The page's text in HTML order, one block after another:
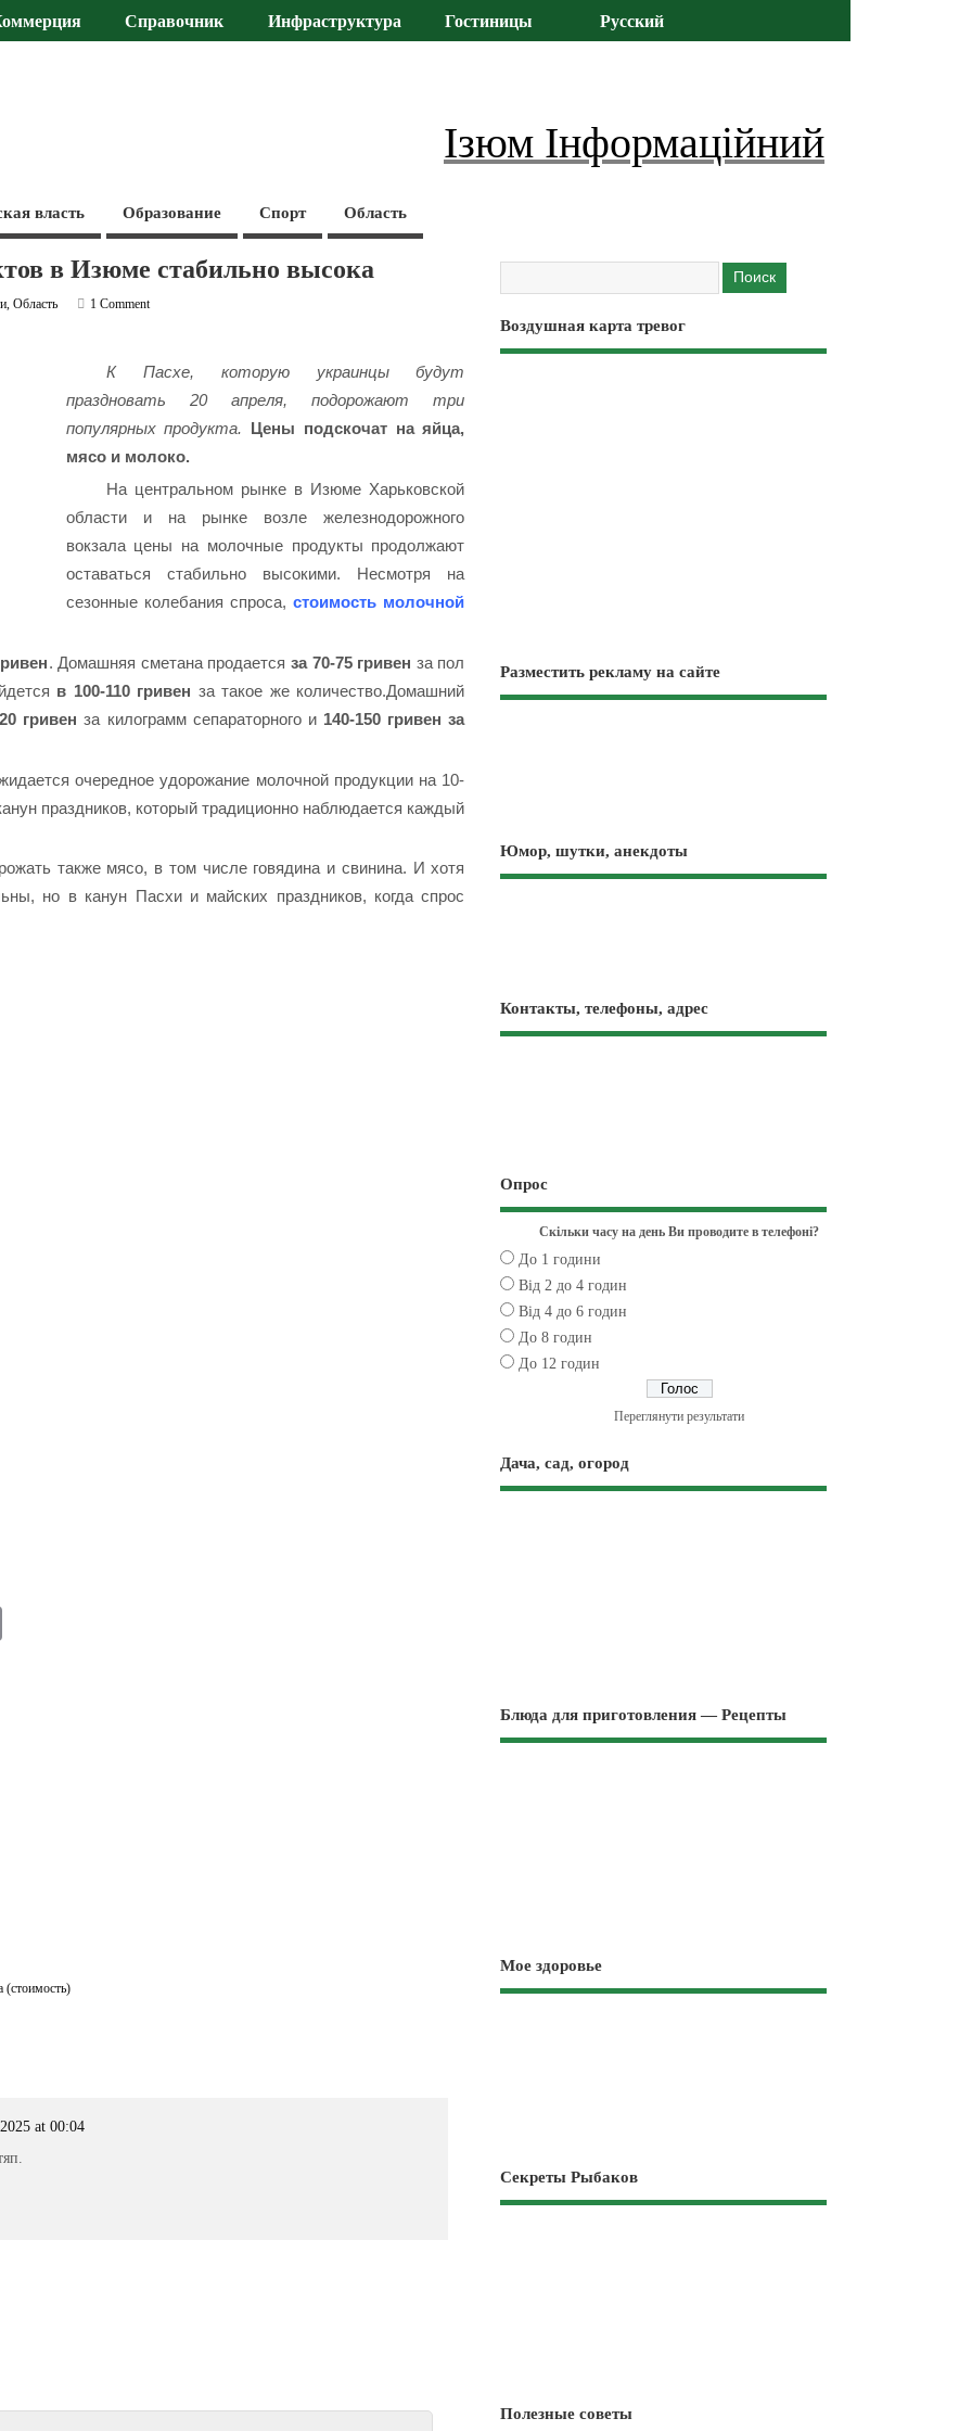
Справочник Инфраструктура Гостиницы Русский
Ізюм Інформаційний
власть Образование Спорт Область
в Изюме стабильно высока
,Область
1 Comment
К Пасхе, которую украинцы будут
праздновать 20 апреля, подорожают три
популярных продукта. Цены подскочат на яйца,
мясо и молоко.
На центральном рынке в Изюме Харьковской
области и на рынке возле железнодорожного
вокзала цены на молочные продукты продолжают
оставаться стабильно высокими. Несмотря на
сезонные колебания спроса,стоимость молочной
. Домашняя сметана продается за 70-75 гривен за пол
в 100-110 гривен за такое же количество.Домашний
гривен за килограмм сепараторного и 140-150 гривен за
очередное удорожание молочной продукции на 10-
праздников, который традиционно наблюдается каждый
также мясо, в том числе говядина и свинина. И хотя
но в канун Пасхи и майских праздников, когда спрос
(стоимость)
at 00:04
Воздушная карта тревог
Разместить рекламу на сайте
Юмор, шутки, анекдоты
Контакты, телефоны, адрес
Опрос
Скільки часу на день Ви проводите в телефоні?
До 1 години
Від 2 до 4 годин
Від 4 до 6 годин
До 8 годин
До 12 годин
Переглянути результати
Дача, сад, огород
Блюда для приготовления — Рецепты
Мое здоровье
Секреты Рыбаков
Полезные советы